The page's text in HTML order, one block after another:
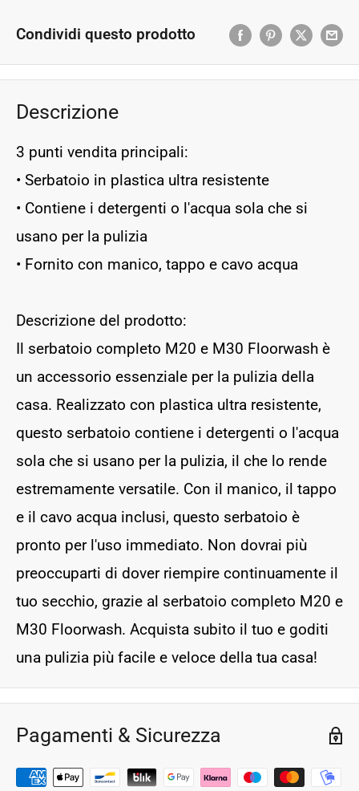
Condividi questo prodotto
Descrizione
3 punti vendita principali:
• Serbatoio in plastica ultra resistente
• Contiene i detergenti o l'acqua sola che si
usano per la pulizia
• Fornito con manico, tappo e cavo acqua
Descrizione del prodotto:
Il serbatoio completo M20 e M30 Floorwash è
un accessorio essenziale per la pulizia della
casa. Realizzato con plastica ultra resistente,
questo serbatoio contiene i detergenti o l'acqua
sola che si usano per la pulizia, il che lo rende
estremamente versatile. Con il manico, il tappo
e il cavo acqua inclusi, questo serbatoio è
pronto per l'uso immediato. Non dovrai più
preoccuparti di dover riempire continuamente il
tuo secchio, grazie al serbatoio completo M20 e
M30 Floorwash. Acquista subito il tuo e goditi
una pulizia più facile e veloce della tua casa!
Pagamenti & Sicurezza